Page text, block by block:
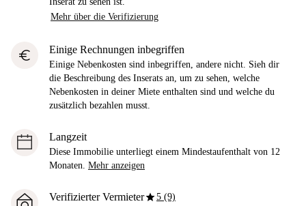
Mehr über die Verifizierung
euro Einige Rechnungen inbegriffen
Einige Nebenkosten sind inbegriffen, andere nicht. Sieh dir
die Beschreibung des Inserats an, um zu sehen, welche
Nebenkosten in deiner Miete enthalten sind und welche du
zusätzlich bezahlen musst.
Langzeit
Diese Immobilie unterliegt einem Mindestaufenthalt von 12
Monaten. Mehr anzeigen
Verifizierter Vermieterstar5 (9)